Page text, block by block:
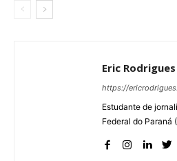
Eric Rodrigues
https://
Estudante de
Federal do Paraná